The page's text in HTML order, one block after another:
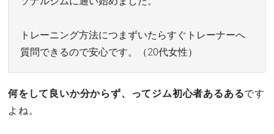
トレーニング方法につまずいたらすぐトレーナーへ
質問できるので安心です。（20代女性）
何をして良いか分からず、ってジム初心者あるあるです
よね。